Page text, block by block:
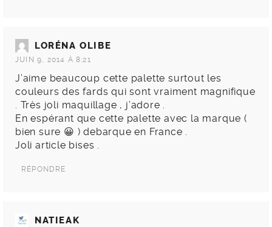
LORÉNA OLIBE
JUIN 9, 2014 À 8:21
J’aime beaucoup cette palette surtout les
couleurs des fards qui sont vraiment magnifique
. Très joli maquillage , j’adore .
En espérant que cette palette avec la marque (
bien sure 😀 ) debarque en France .
Joli article bises .
RÉPONDRE
NATIEAK